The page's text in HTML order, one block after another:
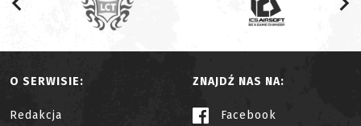
O SERWISIE:
Redakcja
ZNAJDŹ NAS NA:
Facebook